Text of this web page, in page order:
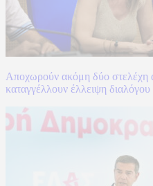
Αποχωρούν ακόμη δύο στελέχη
καταγγέλλουν έλλειψη διαλόγου